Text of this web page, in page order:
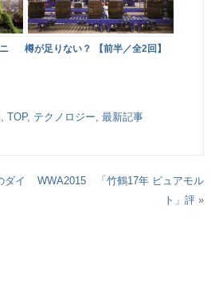
樽が足りない？ 【前半／全2回】
TOP, テクノロジー 最新記事
ダイ
WWA2015 「竹鶴17年 ピュアモル
ト」評 »